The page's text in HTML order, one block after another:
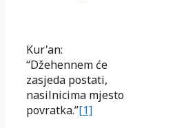
Kur'an:
“Džehennem će
zasjeda postati,
nasilnicima mjesto
povratka.”[1]